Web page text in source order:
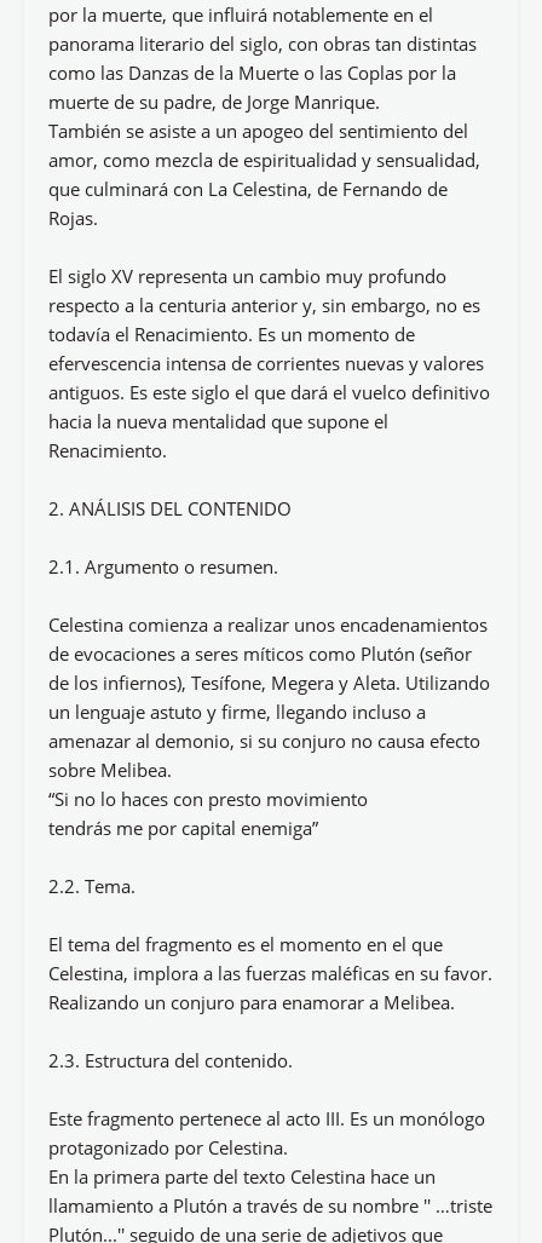
por la muerte, que influirá notablemente en el
panorama literario del siglo, con obras tan distintas
como las Danzas de la Muerte o las Coplas por la
muerte de su padre, de Jorge Manrique.
También se asiste a un apogeo del sentimiento del
amor, como mezcla de espiritualidad y sensualidad,
que culminará con La Celestina, de Fernando de
Rojas.
El siglo XV representa un cambio muy profundo
respecto a la centuria anterior y, sin embargo, no es
todavía el Renacimiento. Es un momento de
efervescencia intensa de corrientes nuevas y valores
antiguos. Es este siglo el que dará el vuelco definitivo
hacia la nueva mentalidad que supone el
Renacimiento.
2. ANÁLISIS DEL CONTENIDO
2.1. Argumento o resumen.
Celestina comienza a realizar unos encadenamientos
de evocaciones a seres míticos como Plutón (señor
de los infiernos), Tesífone, Megera y Aleta. Utilizando
un lenguaje astuto y firme, llegando incluso a
amenazar al demonio, si su conjuro no causa efecto
sobre Melibea.
“Si no lo haces con presto movimiento
tendrás me por capital enemiga”
2.2. Tema.
El tema del fragmento es el momento en el que
Celestina, implora a las fuerzas maléficas en su favor.
Realizando un conjuro para enamorar a Melibea.
2.3. Estructura del contenido.
Este fragmento pertenece al acto III. Es un monólogo
protagonizado por Celestina.
En la primera parte del texto Celestina hace un
llamamiento a Plutón a través de su nombre '' …triste
Plutón...'' seguido de una serie de adjetivos que